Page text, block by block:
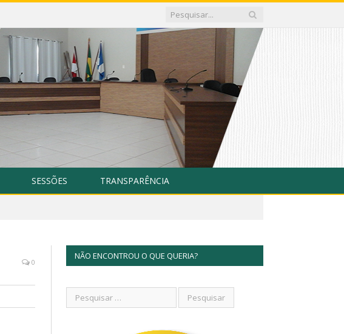
SESSÕES TRANSPARÊNCIA
0
NÃO ENCONTROU O QUE QUERIA?